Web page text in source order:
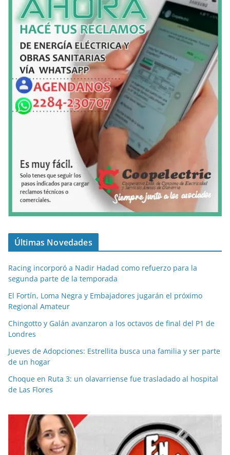
Últimas Novedades
Racing incorporó a Nadir Hadad como refuerzo para la
segunda parte de la temporada
El Fortín, Loma Negra y Embajadores jugarán el próximo
Regional Amateur
Chingotto y Galán avanzaron a los octavos de final del P1 de
Londres
Jueves de Adopciones: Estrellita busca una familia y ser parte
de un hogar
Choque en Ruta 3: un olavarriense fue trasladado al hospital
de Las Flores